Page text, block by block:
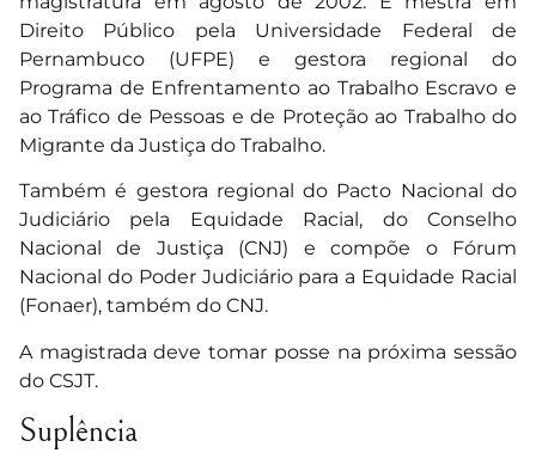
Direito Público pela Universidade Federal de
Pernambuco (UFPE) e gestora regional do
Programa de Enfrentamento ao Trabalho Escravo e
ao Tráfico de Pessoas e de Proteção ao Trabalho do
Migrante da Justiça do Trabalho.
Também é gestora regional do Pacto Nacional do
Judiciário pela Equidade Racial, do Conselho
Nacional de Justiça (CNJ) e compõe o Fórum
Nacional do Poder Judiciário para a Equidade Racial
(Fonaer), também do CNJ.
A magistrada deve tomar posse na próxima sessão
do CSJT.
Suplência